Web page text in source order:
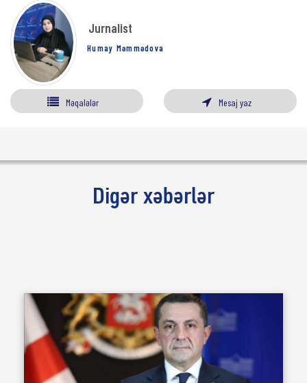
Jurnalist
Humay Məmmədova
Məqalələr Mesaj yaz
Digər xəbərlər